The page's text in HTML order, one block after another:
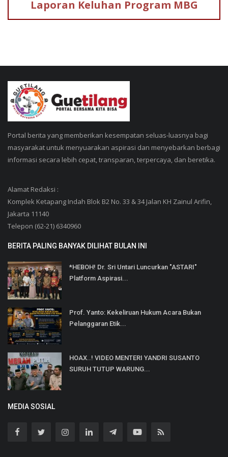
Laporan Keluhan Program MBG
Portal berita yang memberikan kesempatan seluas-luasnya bagi
masyarakat untuk menyuarakan aspirasi dan menyebarkan berbagi
informasi secara lebih cepat, transparan, terpercaya, dan beretika.
Alamat Redaksi :
Komplek Ketapang Indah Blok B2 No. 33 & 34 Jalan KH Zainul Arifin,
Jakarta 11140
Telepon (62-21) 6340960
BERITA PALING BANYAK DILIHAT BULAN INI
*HEBOH! Dr. Sri Untari Luncurkan "ASTARI"
Platform Aspirasi...
Prof. Yanto: Kekeliruan Hukum Acara Bukan
Pelanggaran Etik...
HOAX..! VIDEO MENTERI YANDRI SUSANTO
SURUH TUTUP WARUNG...
MEDIA SOSIAL